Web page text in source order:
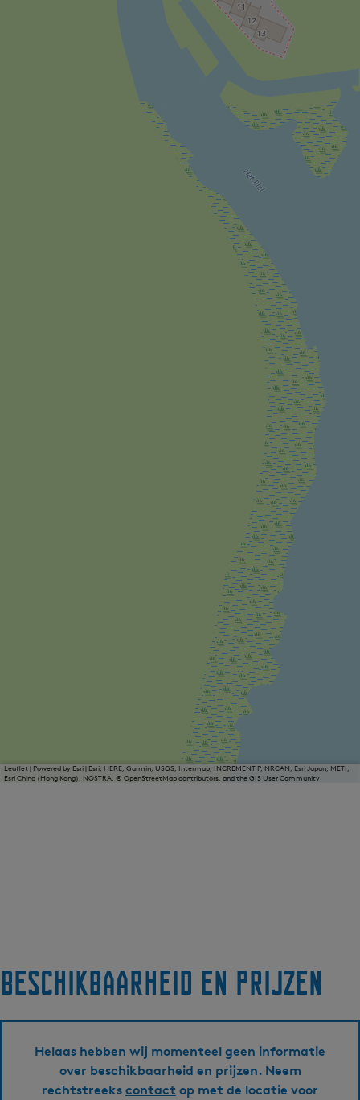
Leaflet| Powered by Esri | Esri, HERE, Garmin, USGS, Intermap, INCREMENT P, NRCAN, Esri Japan, METI,
Esri China (Hong Kong), NOSTRA, © OpenStreetMap contributors, and the GIS User Community
Beschikbaarheid en prijzen
Helaas hebben wij momenteel geen informatie
over beschikbaarheid en prijzen. Neem
rechtstreeks contact op met de locatie voor